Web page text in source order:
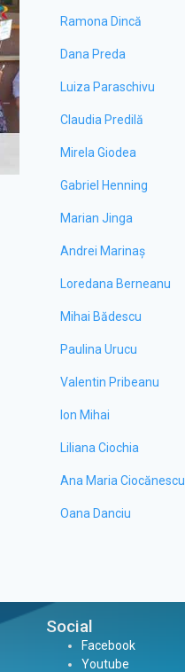
Ramona Dincă
Dana Preda
Luiza Paraschivu
Claudia Predilă
Mirela Giodea
Gabriel Henning
Marian Jinga
Andrei Marinaș
Loredana Berneanu
Mihai Bădescu
Paulina Urucu
Valentin Pribeanu
Ion Mihai
Liliana Ciochia
Ana Maria Ciocănescu
Oana Danciu
Social
Facebook
Youtube